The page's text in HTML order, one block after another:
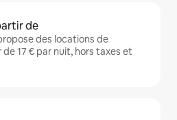
de
des locations de
17 € par nuit, hors taxes et